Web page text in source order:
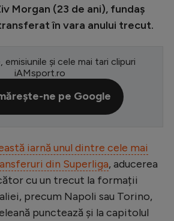
League
League
League
A
1
Morgan (23 de ani), fundaş
în vara anului trecut.
emisiunile și cele mai tari clipuri
iAMsport.ro
ne pe Google
iarnă unul dintre cele mai
din Superliga, aducerea
cu un trecut la formații
precum Napoli sau Torino,
punctează și la capitolul